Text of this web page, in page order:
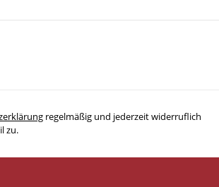
regelmäßig und jederzeit widerruflich
zu.